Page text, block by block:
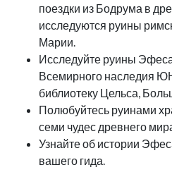
поездки из Бодрума в
исследуются руины
Марии.
Исследуйте руины
Всемирного наследия
библиотеку Цельса,
Полюбуйтесь руинами
семи чудес древнего
Узнайте об истории
вашего гида.